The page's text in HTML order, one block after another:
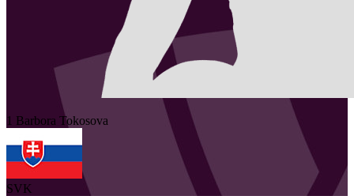
1 Barbora Tokosova
SVK